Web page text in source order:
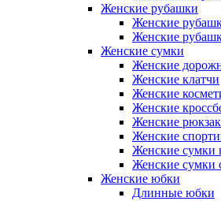
Женские рубашки
Женские
Женские
Женские сумки
Женские
Женские клатчи
Женские
Женские
Женские
Женские
Женские сумки
Женские сумки
Женские юбки
Длинные юбки